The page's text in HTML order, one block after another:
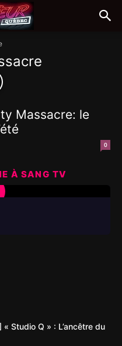
Massacre: le
0
À SANG TV
Studio Q » : L’ancêtre du